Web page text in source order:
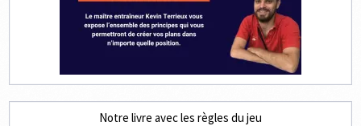
Notre livre avec les règles du jeu